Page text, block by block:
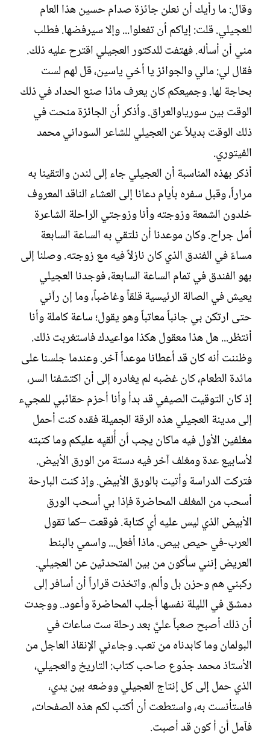
وقال: ما رأيك أن نعلن جائزة صدام حسين هذا العام
للعجيلي. قلت: إياكم أن تفعلوا... وإلا سيرفضها. فطلب
مني أن أسأله. فهتفت للدكتور العجيلي اقترح عليه ذلك.
فقال لي: مالي والجوائز يا أخي ياسين، قل لهم لست
بحاجة لها. وجميعكم كان يعرف ماذا صنع الحداد في ذلك
الوقت بين سورياوالعراق. وأذكر أن الجائزة منحت في
ذلك الوقت بديلاً عن العجيلي للشاعر السوداني محمد
الفيتوري.‏
أذكر بهذه المناسبة أن العجيلي جاء إلى لندن والتقينا به
مراراً، وقبل سفره بأيام دعانا إلى العشاء الناقد المعروف
خلدون الشمعة وزوجته وأنا وزوجتي الراحلة الشاعرة
أمل جراح. وكان موعدنا أن نلتقي به الساعة السابعة
مساءً في الفندق الذي كان نازلاً فيه مع زوجته. وصلنا إلى
بهو الفندق في تمام الساعة السابعة، فوجدنا العجيلي
يعيش في الصالة الرئيسية قلقاً وغاضباً، وما إن رآني
حتى ارتكن بي جانباً معاتباً وهو يقول؛ ساعة كاملة وأنا
أنتظر... هل هذا معقول هكذا مواعيدك فاستغربت ذلك.
وظننت أنه كان قد أعطانا موعداً آخر. وعندما جلسنا على
مائدة الطعام، كان غضبه لم يغادره إلى أن اكتشفنا السر،
إذ كان التوقيت الصيفي قد بدأ وأنا أحزم حقائبي للمجيء
إلى مدينة العجيلي هذه الرقة الجميلة فقده كنت أحمل
مغلفين الأول فيه ماكان يجب أن أُلقيِه عليكم وما كتبته
لأسابيع عدة ومغلف آخر فيه دستة من الورق الأبيض.
فتركت الدراسة وأتيت بالورق الأبيض. وإذ كنت البارحة
أسحب من المغلف المحاضرة فإذا بي أسحب الورق
الأبيض الذي ليس عليه أي كتابة. فوقعت –كما تقول
العرب-في حيص بيص. ماذا أفعل... واسمي بالبنط
العريض إنني سأكون من بين المتحدثين عن العجيلي.
ركبني هم وحزن بل وألم. واتخذت قراراً أن أسافر إلى
دمشق في الليلة نفسها أجلب المحاضرة وأعود.. ووجدت
أن ذلك أصبح صعباً عليَّ بعد رحلة ست ساعات في
البولمان وما كابدناه من تعب. وجاءني الإنقاذ العاجل من
الأستاذ محمد جدّوع صاحب كتاب: التاريخ والعجيلي،
الذي حمل إلى كل إنتاج العجيلي ووضعه بين يدي،
فاستأنست به، واستطعت أن أكتب لكم هذه الصفحات،
فآمل أن أ كون قد أصبت.‏